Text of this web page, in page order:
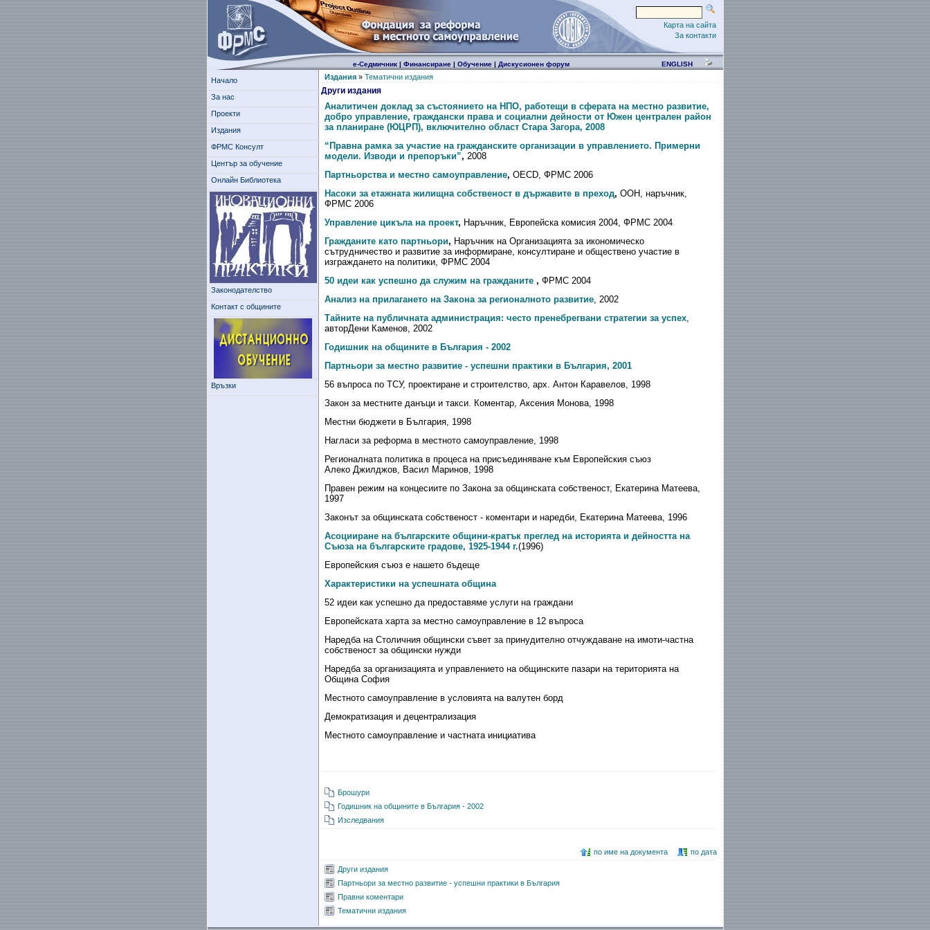
Карта на сайта
За контакти
е-Седмичник| Финансиране| Обучение| Дискусионен форум ENGLISH
Начало
За нас
Проекти
Издания
ФРМС Консулт
Център за обучение
Онлайн Библиотека
Законодателство
Контакт с общините
Връзки
Издания» Тематични издания
Други издания
Аналитичен доклад за състоянието на НПО, работещи в сферата на местно развитие,
добро управление, граждански права и социални дейности от Южен централен район
за планиране (ЮЦРП), включително област Стара Загора, 2008
“Правна рамка за участие на гражданските организации в управлението. Примерни
модели. Изводи и препоръки”, 2008
Партньорства и местно самоуправление, OECD, ФРМС 2006
Насоки за етажната жилищна собственост в държавите в преход, ООН, наръчник,
ФРМС 2006
Управление цикъла на проект, Наръчник, Европейска комисия 2004, ФРМС 2004
Гражданите като партньори, Наръчник на Организацията за икономическо
сътрудничество и развитие за информиране, консултиране и обществено участие в
изграждането на политики, ФРМС 2004
50 идеи как успешно да служим на гражданите, ФРМС 2004
Анализ на прилагането на Закона за регионалното развитие, 2002
Тайните на публичната администрация: често пренебрегвани стратегии за успех,
авторДени Каменов, 2002
Годишник на общините в България - 2002
Партньори за местно развитие - успешни практики в България, 2001
56 въпроса по ТСУ, проектиране и строителство, арх. Антон Каравелов, 1998
Закон за местните данъци и такси. Коментар, Аксения Монова, 1998
Местни бюджети в България, 1998
Нагласи за реформа в местното самоуправление, 1998
Регионалната политика в процеса на присъединяване към Европейския съюз
Алеко Джилджов, Васил Маринов, 1998
Правен режим на концесиите по Закона за общинската собственост, Екатерина Матеева,
1997
Законът за общинската собственост - коментари и наредби, Екатерина Матеева, 1996
Асоцииране на българските общини-кратък преглед на историята и дейността на
Съюза на българските градове, 1925-1944 г.(1996)
Европейския съюз е нашето бъдеще
Характеристики на успешната община
52 идеи как успешно да предоставяме услуги на граждани
Европейската харта за местно самоуправление в 12 въпроса
Наредба на Столичния общински съвет за принудително отчуждаване на имоти-частна
собственост за общински нужди
Наредба за организацията и управлението на общинските пазари на територията на
Община София
Местното самоуправление в условията на валутен борд
Демократизация и децентрализация
Местното самоуправление и частната инициатива
Брошури
Годишник на общините в България - 2002
Изследвания
по име на документа по дата
Други издания
Партньори за местно развитие - успешни практики в България
Правни коментари
Тематични издания